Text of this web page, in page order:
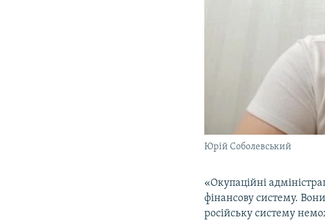
Юрій Соболевський
«Окупаційні
фінансову систему.
російську систему